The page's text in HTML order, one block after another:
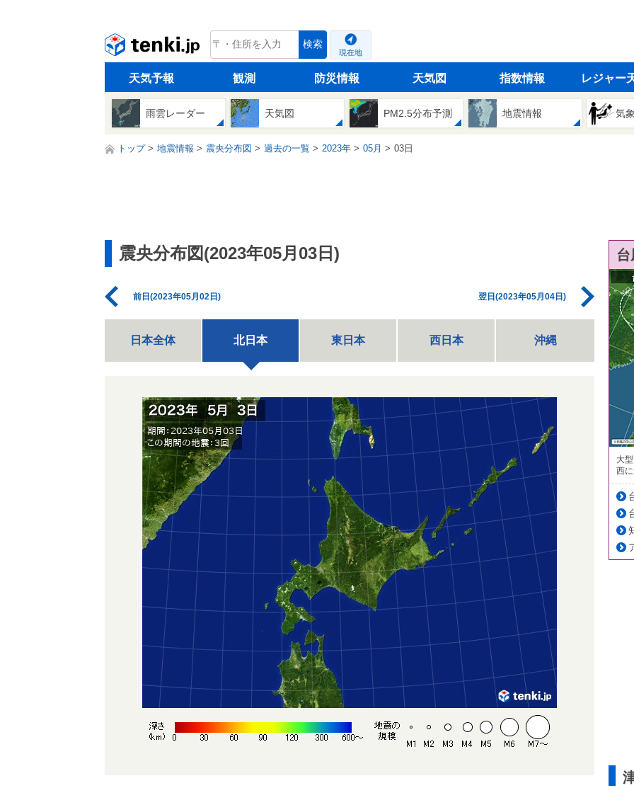
tenki.jp 検索
現在地
天気予報 観測 防災情報 天気図 指数情報 レジャー
雨雲レーダー 天気図 PM2.5分布予測 地震情報 気
トップ 地震情報 震央分布図 過去の一覧 2023年 05月 03日
震央分布図(2023年05月03日)
前日(2023年05月02日) 翌日(2023年05月04日)
日本全体 北日本 東日本 西日本 沖縄
大
西